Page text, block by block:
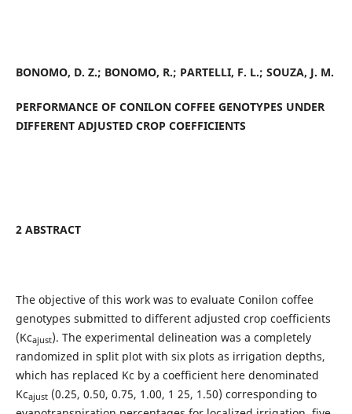
BONOMO, D. Z.; BONOMO, R.; PARTELLI, F. L.; SOUZA, J. M.
PERFORMANCE OF CONILON COFFEE GENOTYPES UNDER
DIFFERENT ADJUSTED CROP COEFFICIENTS
2 ABSTRACT
The objective of this work was to evaluate Conilon coffee
genotypes submitted to different adjusted crop coefficients
(Kcajust). The experimental delineation was a completely
randomized in split plot with six plots as irrigation depths,
which has replaced Kc by a coefficient here denominated
Kcajust(0.25, 0.50, 0.75, 1.00, 1 25, 1.50) corresponding to